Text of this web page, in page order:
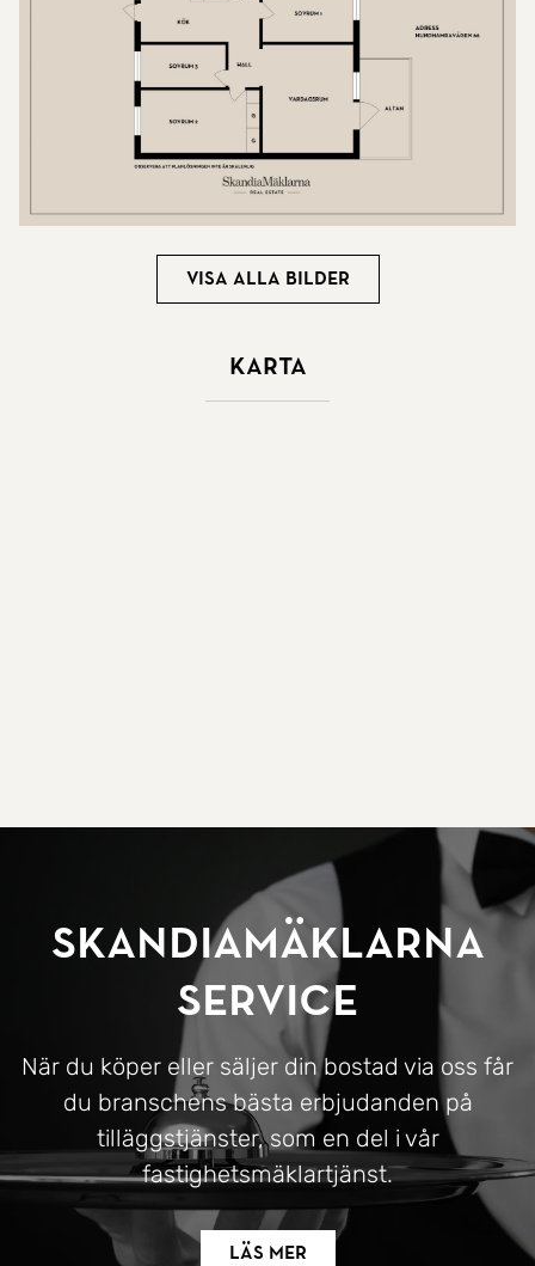
Visa alla bilder
Karta
SkandiaMäklarna
Service
När du köper eller säljer din bostad via oss får
du branschens bästa erbjudanden på
tilläggstjänster, som en del i vår
fastighetsmäklartjänst.
Läs mer